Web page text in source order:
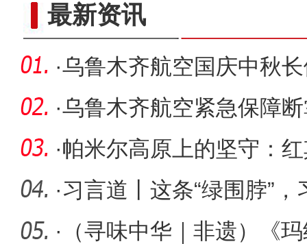
最新资讯
·乌鲁木齐航空国庆中秋
万人次
·乌鲁木齐航空紧急保障
UQ2582航班提
·帕米尔高原上的坚守：
门名片
·习言道丨这条“绿围脖”
·
（寻味中华｜非遗）《